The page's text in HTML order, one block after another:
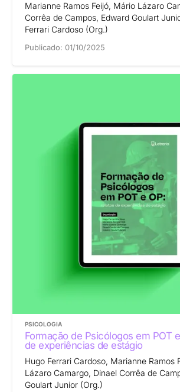
Marianne Ramos Feijó, Mário Lázaro
Corrêa de Campos, Edward Goulart
Ferrari Cardoso (Org.)
Publicado: 01/10/2025
PSICOLOGIA
Formação de Psicólogos em POT
de experiências de estágio
Hugo Ferrari Cardoso, Marianne Ramos
Lázaro Camargo, Dinael Corrêa de
Goulart Junior (Org.)